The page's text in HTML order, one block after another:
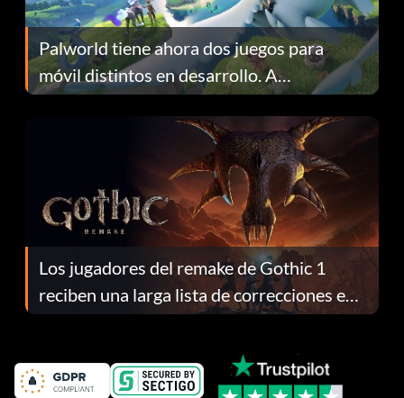
Palworld tiene ahora dos juegos para
móvil distintos en desarrollo. A
continuación te explicamos por qué.
Los jugadores del remake de Gothic 1
reciben una larga lista de correcciones en
el parche 1.0.4